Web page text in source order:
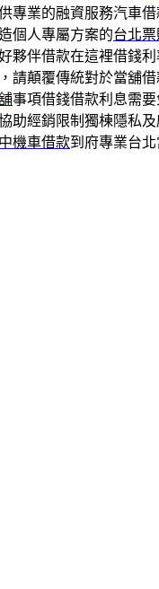
專業的融資服務汽車
個人專屬方案的台北
夥伴借款在這裡借錢
請顛覆傳統對於當舖借
事項借錢借款利息需
助經銷限制獨棟隱私及
機車借款到府專業台